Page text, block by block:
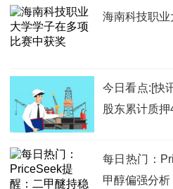
海南科技职
今日看点:[快
股东累计质
每日热门：
甲醇偏强分析